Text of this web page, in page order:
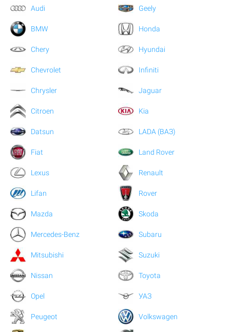
Audi
BMW
Chery
Chevrolet
Chrysler
Citroen
Datsun
Fiat
Geely
Honda
Hyundai
Infiniti
Jaguar
Kia
LADA (ВАЗ)
Land Rover
Lexus
Lifan
Mazda
Mercedes-Benz
Mitsubishi
Nissan
Opel
Peugeot
Renault
Rover
Skoda
Subaru
Suzuki
Toyota
УАЗ
Volkswagen